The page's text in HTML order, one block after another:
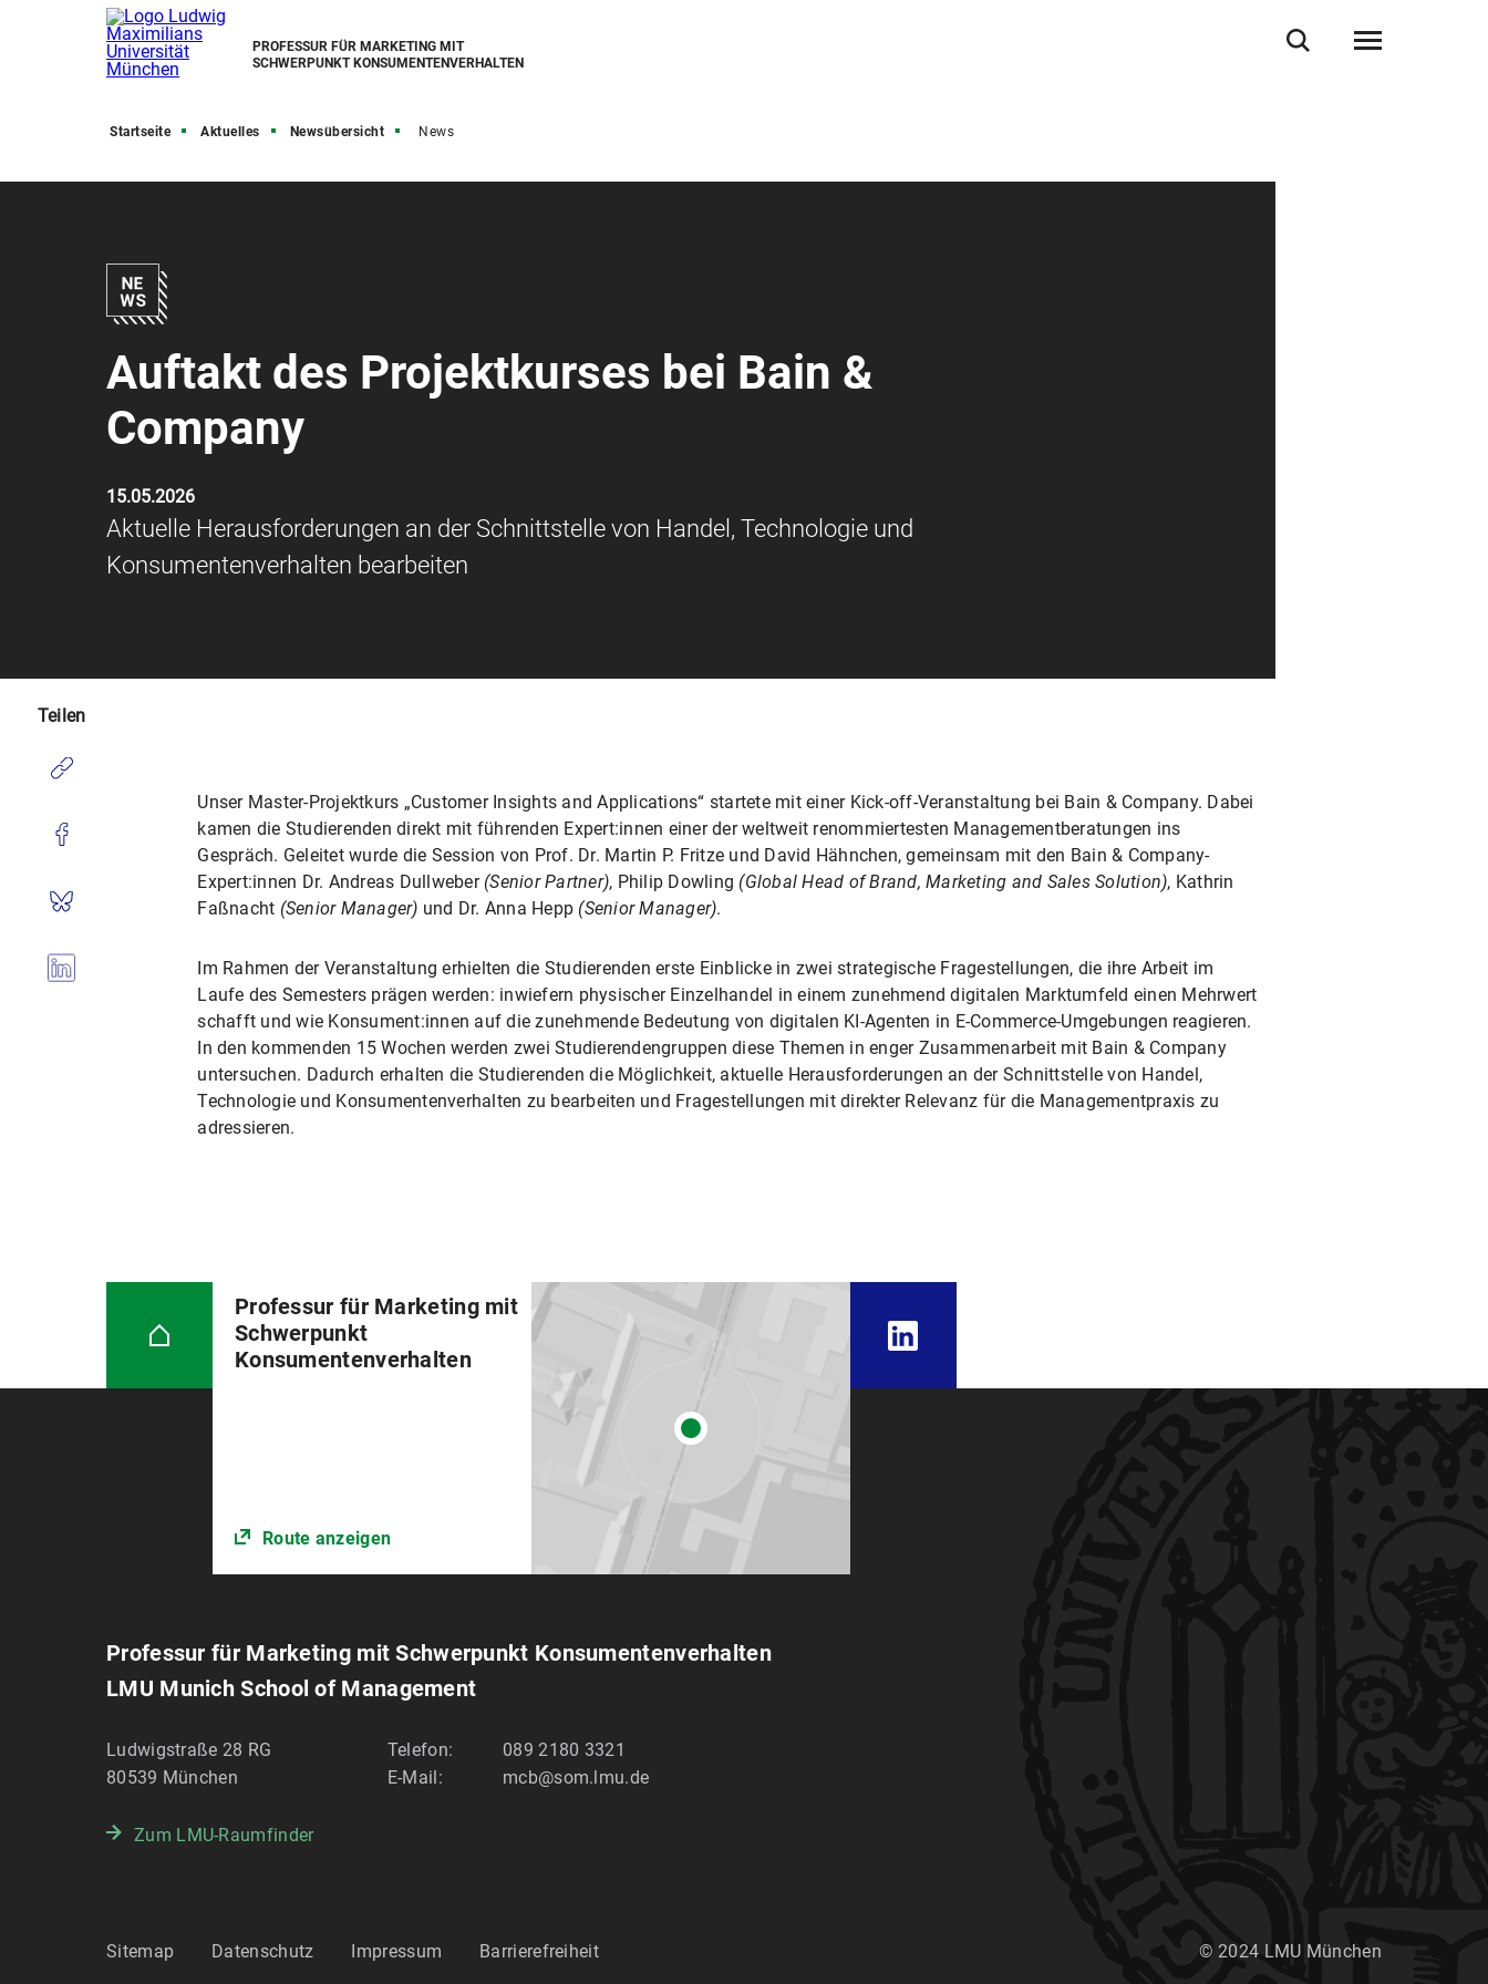
PROFESSUR FÜR MARKETING MIT
SCHWERPUNKT KONSUMENTENVERHALTEN
Startseite Aktuelles Newsübersicht News
Auftakt des Projektkurses bei Bain &
Company
15.05.2026
Aktuelle Herausforderungen an der Schnittstelle von Handel, Technologie und
Konsumentenverhalten bearbeiten
Unser Master-Projektkurs „Customer Insights and Applications“ startete mit einer Kick-off-Veranstaltung bei Bain & Company. Dabei
kamen die Studierenden direkt mit führenden Expert:innen einer der weltweit renommiertesten Managementberatungen ins
Gespräch. Geleitet wurde die Session von Prof. Dr. Martin P. Fritze und David Hähnchen, gemeinsam mit den Bain & Company-
Expert:innen Dr. Andreas Dullweber (Senior Partner), Philip Dowling (Global Head of Brand, Marketing and Sales Solution), Kathrin
Faßnacht (Senior Manager) und Dr. Anna Hepp (Senior Manager).
Im Rahmen der Veranstaltung erhielten die Studierenden erste Einblicke in zwei strategische Fragestellungen, die ihre Arbeit im
Laufe des Semesters prägen werden: inwiefern physischer Einzelhandel in einem zunehmend digitalen Marktumfeld einen Mehrwert
schafft und wie Konsument:innen auf die zunehmende Bedeutung von digitalen KI-Agenten in E-Commerce-Umgebungen reagieren.
In den kommenden 15 Wochen werden zwei Studierendengruppen diese Themen in enger Zusammenarbeit mit Bain & Company
untersuchen. Dadurch erhalten die Studierenden die Möglichkeit, aktuelle Herausforderungen an der Schnittstelle von Handel,
Technologie und Konsumentenverhalten zu bearbeiten und Fragestellungen mit direkter Relevanz für die Managementpraxis zu
adressieren.
Teilen
Professur für Marketing mit
Schwerpunkt
Konsumentenverhalten
Route anzeigen
Professur für Marketing mit Schwerpunkt Konsumentenverhalten
LMU Munich School of Management
Ludwigstraße 28 RG
80539 München
Telefon:
089 2180 3321
E-Mail:
mcb@som.lmu.de
Zum LMU-Raumfinder
Sitemap Datenschutz Impressum Barrierefreiheit © 2024 LMU München